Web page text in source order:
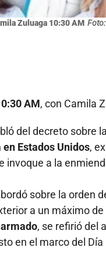
Zuluaga 10:30 AM
AM, con Camila
del decreto sobre
Estados Unidos,
a la
sobre la orden
a un máximo
, se refirió del
en el marco del